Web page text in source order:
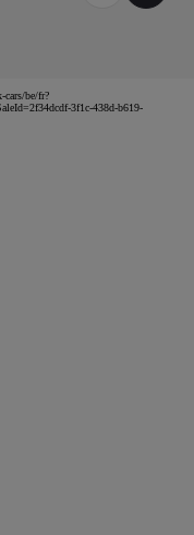
cars/be/fr?
3f1c-438d-b619-